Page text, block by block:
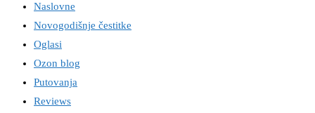
Naslovne
Novogodišnje čestitke
Oglasi
Ozon blog
Putovanja
Reviews